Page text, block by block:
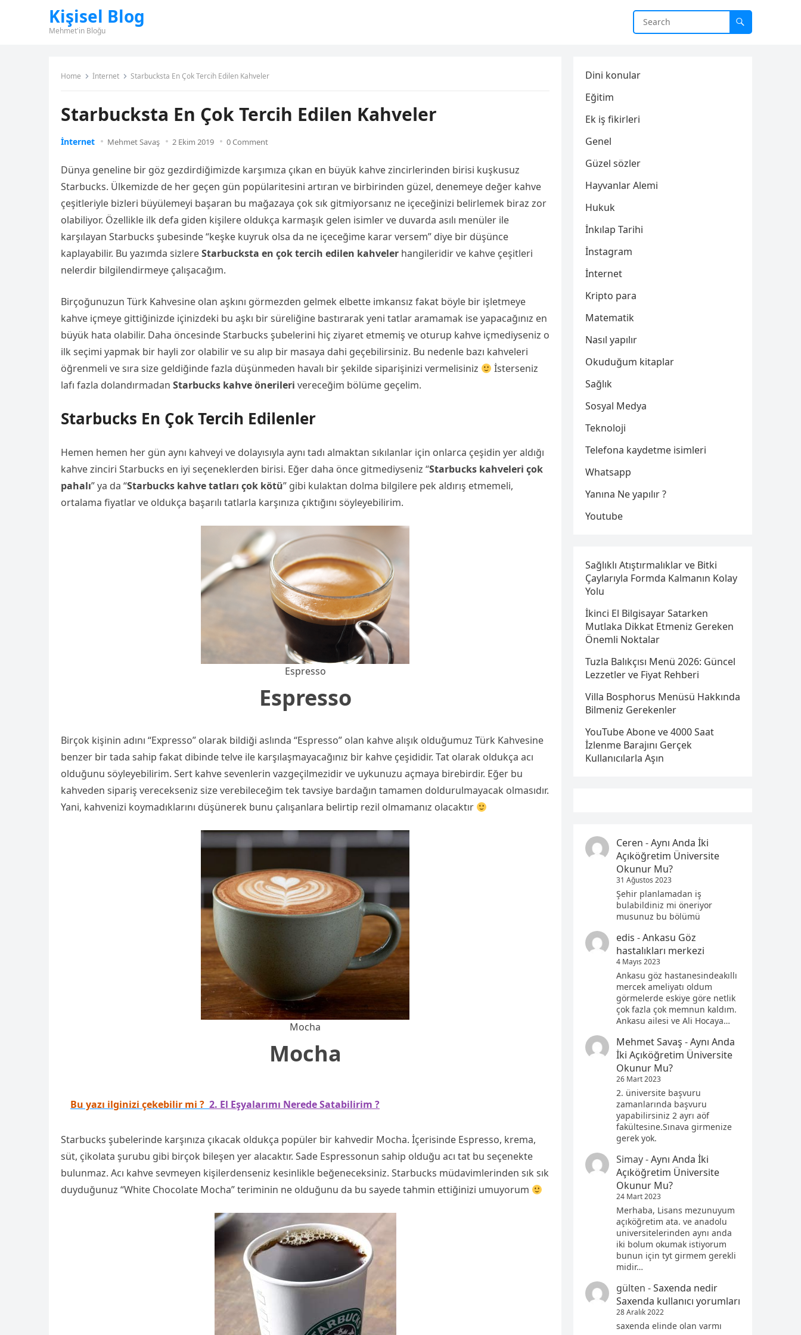
Kişisel Blog
Mehmet'in Bloğu
Home İnternet Starbucksta En Çok Tercih Edilen Kahveler
Starbucksta En Çok Tercih Edilen Kahveler
İnternet Mehmet Savaş 2 Ekim 2019 0 Comment
Dünya geneline bir göz gezdirdiğimizde karşımıza çıkan en büyük kahve zincirlerinden birisi kuşkusuz
Starbucks. Ülkemizde de her geçen gün popülaritesini artıran ve birbirinden güzel, denemeye değer kahve
çeşitleriyle bizleri büyülemeyi başaran bu mağazaya çok sık gitmiyorsanız ne içeceğinizi belirlemek biraz zor
olabiliyor. Özellikle ilk defa giden kişilere oldukça karmaşık gelen isimler ve duvarda asılı menüler ile
karşılayan Starbucks şubesinde “keşke kuyruk olsa da ne içeceğime karar versem” diye bir düşünce
kaplayabilir. Bu yazımda sizlereStarbucksta en çok tercih edilen kahveler hangileridir ve kahve çeşitleri
nelerdir bilgilendirmeye çalışacağım.
Birçoğunuzun Türk Kahvesine olan aşkını görmezden gelmek elbette imkansız fakat böyle bir işletmeye
kahve içmeye gittiğinizde içinizdeki bu aşkı bir süreliğine bastırarak yeni tatlar aramamak ise yapacağınız en
büyük hata olabilir. Daha öncesinde Starbucks şubelerini hiç ziyaret etmemiş ve oturup kahve içmediyseniz o
ilk seçimi yapmak bir hayli zor olabilir ve su alıp bir masaya dahi geçebilirsiniz. Bu nedenle bazı kahveleri
öğrenmeli ve sıra size geldiğinde fazla düşünmeden havalı bir şekilde siparişinizi vermelisiniz
İsterseniz
lafı fazla dolandırmadan Starbucks kahve önerileri vereceğim bölüme geçelim.
Starbucks En Çok Tercih Edilenler
Hemen hemen her gün aynı kahveyi ve dolayısıyla aynı tadı almaktan sıkılanlar için onlarca çeşidin yer aldığı
kahve zinciri Starbucks en iyi seçeneklerden birisi. Eğer daha önce gitmediyseniz “Starbucks kahveleri çok
pahalı” ya da “Starbucks kahve tatları çok kötü” gibi kulaktan dolma bilgilere pek aldırış etmemeli,
ortalama fiyatlar ve oldukça başarılı tatlarla karşınıza çıktığını söyleyebilirim.
Espresso
Espresso
Birçok kişinin adını “Expresso” olarak bildiği aslında “Espresso” olan kahve alışık olduğumuz Türk Kahvesine
benzer bir tada sahip fakat dibinde telve ile karşılaşmayacağınız bir kahve çeşididir. Tat olarak oldukça acı
olduğunu söyleyebilirim. Sert kahve sevenlerin vazgeçilmezidir ve uykunuzu açmaya birebirdir. Eğer bu
kahveden sipariş verecekseniz size verebileceğim tek tavsiye bardağın tamamen doldurulmayacak olmasıdır.
Yani, kahvenizi koymadıklarını düşünerek bunu çalışanlara belirtip rezil olmamanız olacaktır
Mocha
Mocha
Bu yazı ilginizi çekebilir mi ? 2. El Eşyalarımı Nerede Satabilirim ?
Starbucks şubelerinde karşınıza çıkacak oldukça popüler bir kahvedir Mocha. İçerisinde Espresso, krema,
süt, çikolata şurubu gibi birçok bileşen yer alacaktır. Sade Espressonun sahip olduğu acı tat bu seçenekte
bulunmaz. Acı kahve sevmeyen kişilerdenseniz kesinlikle beğeneceksiniz. Starbucks müdavimlerinden sık sık
duyduğunuz “White Chocolate Mocha” teriminin ne olduğunu da bu sayede tahmin ettiğinizi umuyorum
Dini konular
Eğitim
Ek iş fikirleri
Genel
Güzel sözler
Hayvanlar Alemi
Hukuk
İnkılap Tarihi
İnstagram
İnternet
Kripto para
Matematik
Nasıl yapılır
Okuduğum kitaplar
Sağlık
Sosyal Medya
Teknoloji
Telefona kaydetme isimleri
Whatsapp
Yanına Ne yapılır ?
Youtube
Sağlıklı Atıştırmalıklar ve Bitki
Çaylarıyla Formda Kalmanın Kolay
Yolu
İkinci El Bilgisayar Satarken
Mutlaka Dikkat Etmeniz Gereken
Önemli Noktalar
Tuzla Balıkçısı Menü 2026: Güncel
Lezzetler ve Fiyat Rehberi
Villa Bosphorus Menüsü Hakkında
Bilmeniz Gerekenler
YouTube Abone ve 4000 Saat
İzlenme Barajını Gerçek
Kullanıcılarla Aşın
Ceren -Aynı Anda İki
Açıköğretim Üniversite
Okunur Mu?
31 Ağustos 2023
Şehir planlamadan iş
bulabildiniz mi öneriyor
musunuz bu bölümü
edis -Ankasu Göz
hastalıkları merkezi
4 Mayıs 2023
Ankasu göz hastanesindeakıllı
mercek ameliyatı oldum
görmelerde eskiye göre netlik
çok fazla çok memnun kaldım.
Ankasu ailesi ve Ali Hocaya…
Mehmet Savaş -Aynı Anda
İki Açıköğretim Üniversite
Okunur Mu?
26 Mart 2023
2. üniversite başvuru
zamanlarında başvuru
yapabilirsiniz 2 ayrı aöf
fakültesine.Sınava girmenize
gerek yok.
Simay-Aynı Anda İki
Açıköğretim Üniversite
Okunur Mu?
24 Mart 2023
Merhaba, Lisans mezunuyum
açıköğretim ata. ve anadolu
universitelerinden aynı anda
iki bolum okumak istiyorum
bunun için tyt girmem gerekli
midir…
gülten -Saxenda nedir
Saxenda kullanıcı yorumları
28 Aralık 2022
saxenda elinde olan varmı